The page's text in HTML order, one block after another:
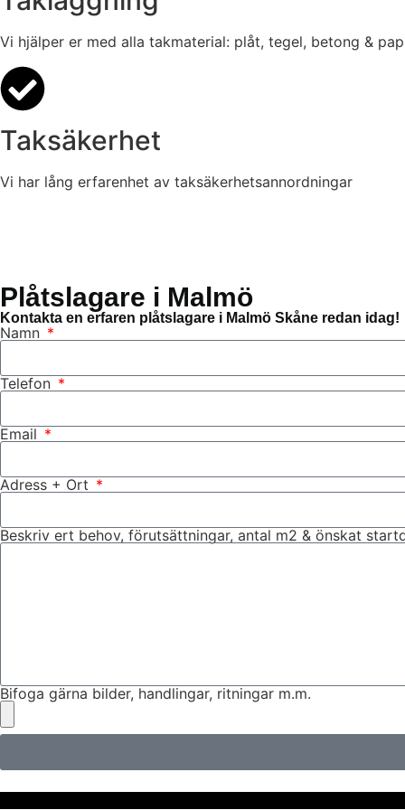
Vi hjälper er med alla takmaterial: plåt, tegel, betong &
Taksäkerhet
Vi har lång erfarenhet av taksäkerhetsannordningar
Plåtslagare i Malmö
Kontakta en erfaren plåtslagare i Malmö Skåne redan idag!
Namn
Telefon
Email
Adress + Ort
Beskriv ert behov, förutsättningar, antal m2 & önskat
Bifoga gärna bilder, handlingar, ritningar m.m.